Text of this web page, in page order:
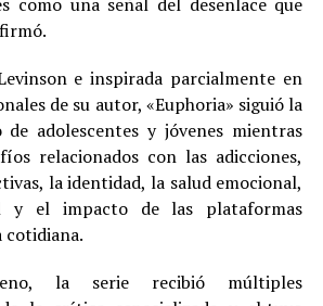
e inspirada parcialmente en
de su autor, «Euphoria» siguió la
adolescentes y jóvenes mientras
relacionados con las adicciones,
la identidad, la salud emocional,
y el impacto de las plataformas
cotidiana.
la serie recibió múltiples